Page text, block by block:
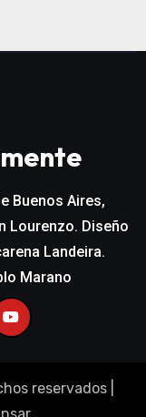
Buenos Aires,
Lourenzo. Diseño
Landeira.
Marano
reservados
.